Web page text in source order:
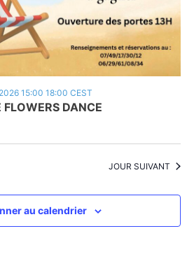
FLOWERS DANCE
15:00 18:00 CEST
JOUR SUIVANT
au calendrier